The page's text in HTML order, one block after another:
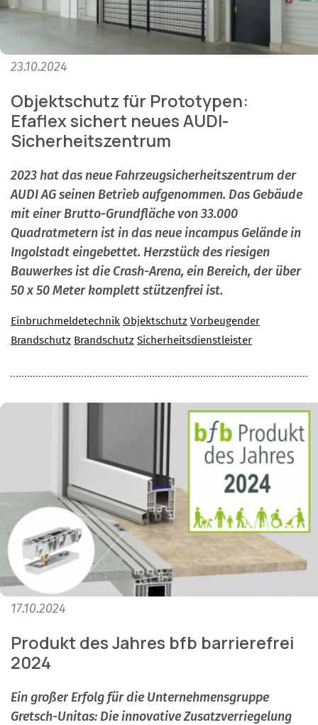
23.10.2024
Objektschutz für Prototypen:
Efaflex sichert neues AUDI-
Sicherheitszentrum
2023 hat das neue Fahrzeugsicherheitszentrum der
AUDI AG seinen Betrieb aufgenommen. Das Gebäude
mit einer Brutto-Grundfläche von 33.000
Quadratmetern ist in das neue incampus Gelände in
Ingolstadt eingebettet. Herzstück des riesigen
Bauwerkes ist die Crash-Arena, ein Bereich, der über
50 x 50 Meter komplett stützenfrei ist.
Einbruchmeldetechnik Objektschutz Vorbeugender
Brandschutz Brandschutz Sicherheitsdienstleister
17.10.2024
Produkt des Jahres bfb barrierefrei
2024
Ein großer Erfolg für die Unternehmensgruppe
Gretsch-Unitas: Die innovative Zusatzverriegelung